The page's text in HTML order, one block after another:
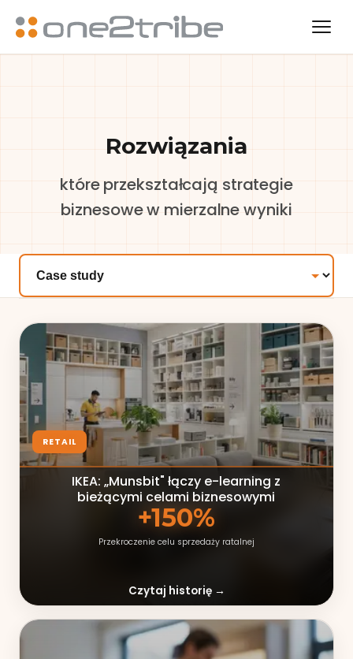
Rozwiązania
które przekształcają strategie
biznesowe w mierzalne wyniki
RETAIL
IKEA: „Munsbit" łączy e-learning z
bieżącymi celami biznesowymi
+150%
Przekroczenie celu sprzedaży ratalnej
Czytaj historię →